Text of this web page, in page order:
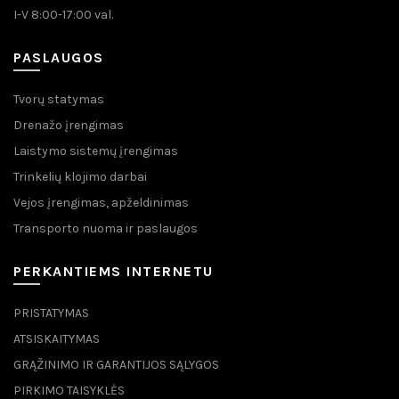
I-V 8:00-17:00 val.
PASLAUGOS
Tvorų statymas
Drenažo įrengimas
Laistymo sistemų įrengimas
Trinkelių klojimo darbai
Vejos įrengimas, apželdinimas
Transporto nuoma ir paslaugos
PERKANTIEMS INTERNETU
PRISTATYMAS
ATSISKAITYMAS
GRĄŽINIMO IR GARANTIJOS SĄLYGOS
PIRKIMO TAISYKLĖS